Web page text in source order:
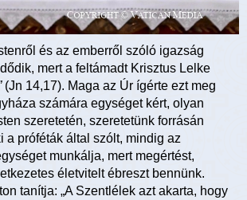
és az emberről szóló igazság
mert a feltámadt Krisztus Lelke
(Jn 14,17). Maga az Úr ígérte ezt meg
számára egységet kért, olyan
szeretetén, szeretetünk forrásán
a próféták által szólt, mindig az
munkálja, mert megértést,
életvitelt ébreszt bennünk.
tanítja: „A Szentlélek azt akarta, hogy